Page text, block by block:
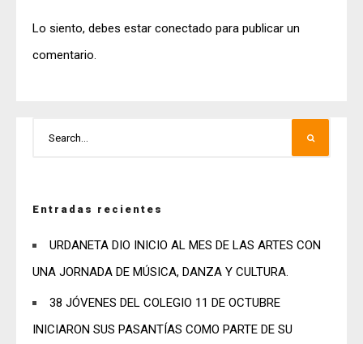
Lo siento, debes estar conectado para publicar un
comentario.
Entradas recientes
URDANETA DIO INICIO AL MES DE LAS ARTES CON
UNA JORNADA DE MÚSICA, DANZA Y CULTURA.
38 JÓVENES DEL COLEGIO 11 DE OCTUBRE
INICIARON SUS PASANTÍAS COMO PARTE DE SU